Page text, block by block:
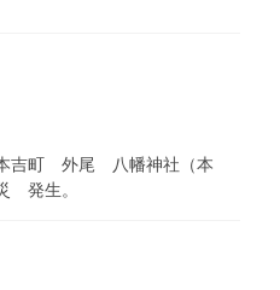
本吉町 外尾 八幡神社（本
発生。